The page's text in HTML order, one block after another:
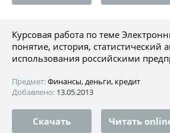
Курсовая работа по теме
понятие, история, статистический
использования российскими
Предмет:Финансы, деньги, кредит
Добавлено: 13.05.2013
Скачать Читать